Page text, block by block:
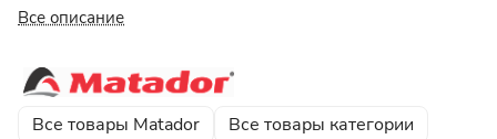
Все описание
Все товары Matador Все товары категории